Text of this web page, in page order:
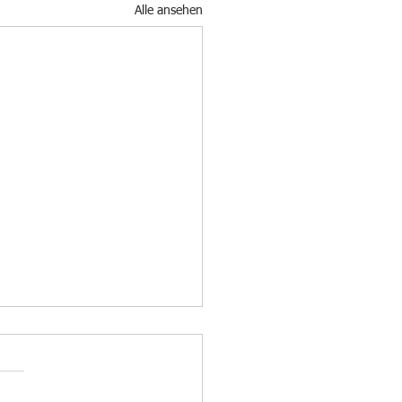
Alle ansehen
Spiel
sind wir um 14.30